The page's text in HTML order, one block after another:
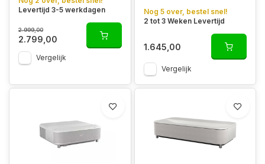
Levertijd 3-5 werkdagen
2.999,00
2.799,00
Vergelijk
Nog 5 over, bestel snel!
2 tot 3 Weken Levertijd
1.645,00
Vergelijk